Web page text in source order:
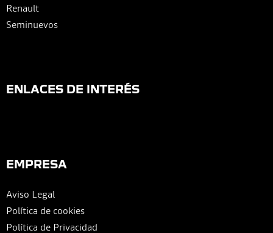
Renault
Seminuevos
ENLACES DE INTERÉS
EMPRESA
Aviso Legal
Política de cookies
Política de Privacidad